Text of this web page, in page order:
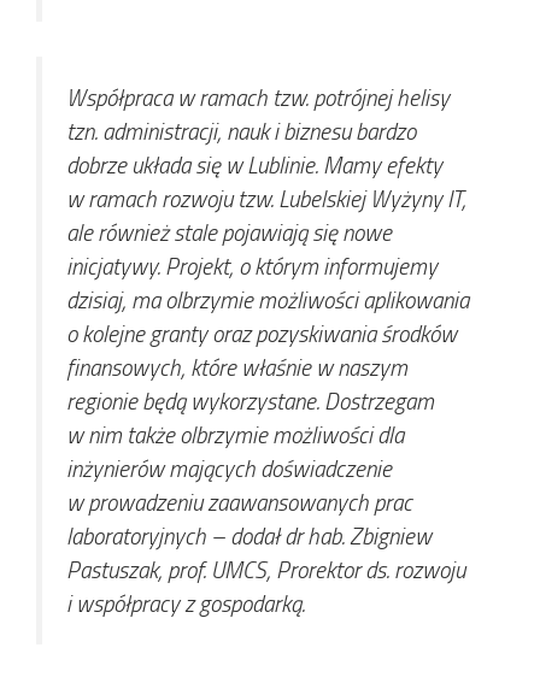
Współpraca w ramach tzw. potrójnej helisy
tzn. administracji, nauk i biznesu bardzo
dobrze układa się w Lublinie. Mamy efekty
w ramach rozwoju tzw. Lubelskiej Wyżyny IT,
ale również stale pojawiają się nowe
inicjatywy. Projekt, o którym informujemy
dzisiaj, ma olbrzymie możliwości aplikowania
o kolejne granty oraz pozyskiwania środków
finansowych, które właśnie w naszym
regionie będą wykorzystane. Dostrzegam
w nim także olbrzymie możliwości dla
inżynierów mających doświadczenie
w prowadzeniu zaawansowanych prac
laboratoryjnych – dodał dr hab. Zbigniew
Pastuszak, prof. UMCS, Prorektor ds. rozwoju
i współpracy z gospodarką.